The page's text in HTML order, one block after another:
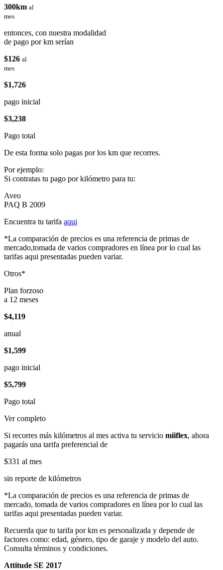
300km al
mes
entonces, con nuestra modalidad
de pago por km serían
$126 al
mes
$1,726
pago inicial
$3,238
Pago total
De esta forma solo pagas por los km que recorres.
Por ejemplo:
Si contratas tu pago por kilómetro para tu:
Aveo
PAQ B 2009
Encuentra tu tarifa aqui
*La comparación de precios es una referencia de primas de
mercado,tomada de varios compradores en línea por lo cual las
tarifas aqui presentadas pueden variar.
Otros*
Plan forzoso
a 12 meses
$4,119
anual
$1,599
pago inicial
$5,799
Pago total
Ver completo
Si recorres más kilómetros al mes activa tu servicio miiflex, ahora
pagarás una tarifa preferencial de
$331 al mes
sin reporte de kilómetros
*La comparación de precios es una referencia de primas de
mercado, tomada de varios compradores en línea por lo cual las
tarifas aqui presentadas pueden variar.
Recuerda que tu tarifa por km es personalizada y depende de
factores como: edad, género, tipo de garaje y modelo del auto.
Consulta términos y condiciones.
Attitude SE 2017